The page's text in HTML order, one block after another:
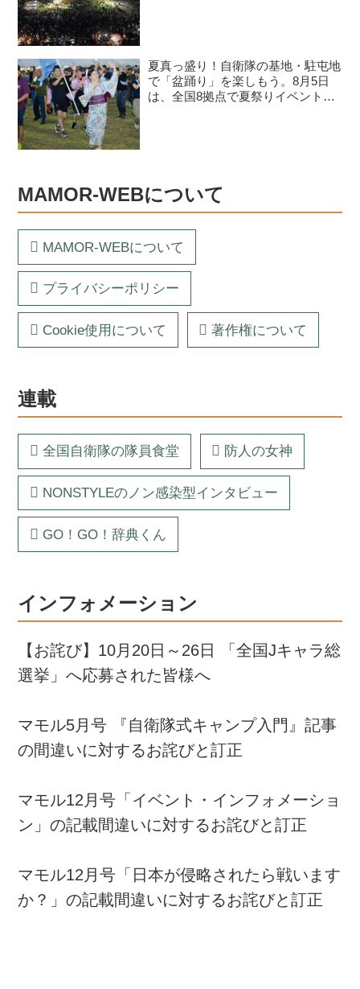
夏真っ盛り！自衛隊の基地・駐屯地
で「盆踊り」を楽しもう。8月5日
は、全国8拠点で夏祭りイベントが
MAMOR-WEBについて
MAMOR-WEBについて
プライバシーポリシー
Cookie使用について 著作権について
連載
全国自衛隊の隊員食堂 防人の女神
NONSTYLEのノン感染型インタビュー
GO！GO！辞典くん
インフォメーション
【お詫び】10月20日～26日 「全国Jキャラ総
選挙」へ応募された皆様へ
マモル5月号 『自衛隊式キャンプ入門』記事
の間違いに対するお詫びと訂正
マモル12月号「イベント・インフォメーショ
ン」の記載間違いに対するお詫びと訂正
マモル12月号「日本が侵略されたら戦います
か？」の記載間違いに対するお詫びと訂正